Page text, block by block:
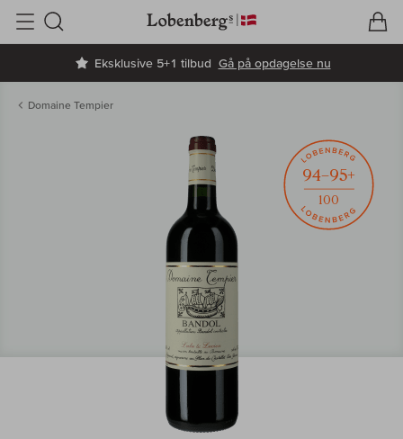
Eksklusive 5+1 tilbud Gå på opdagelse nu
Søg
Domaine Tempier
94–95+
100